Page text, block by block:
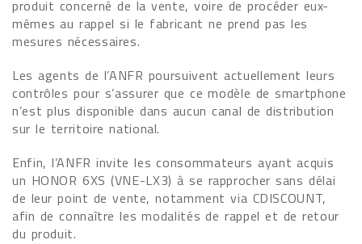
produit concerné de la vente, voire de procéder eux-
mêmes au rappel si le fabricant ne prend pas les
mesures nécessaires.
Les agents de l’ANFR poursuivent actuellement leurs
contrôles pour s’assurer que ce modèle de smartphone
n’est plus disponible dans aucun canal de distribution
sur le territoire national.
Enfin, l’ANFR invite les consommateurs ayant acquis
un HONOR 6XS (VNE-LX3) à se rapprocher sans délai
de leur point de vente, notamment via CDISCOUNT,
afin de connaître les modalités de rappel et de retour
du produit.